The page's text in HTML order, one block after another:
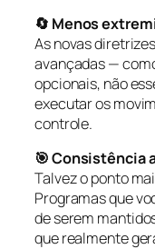
🔄 Menos
As novas
avançadas —
opcionais, não
executar os
controle.
🎯 Consistência
Talvez o ponto
Programas que
de serem
que realmente